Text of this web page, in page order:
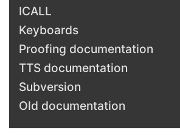
ICALL
Keyboards
Proofing documentation
TTS documentation
Subversion
Old documentation